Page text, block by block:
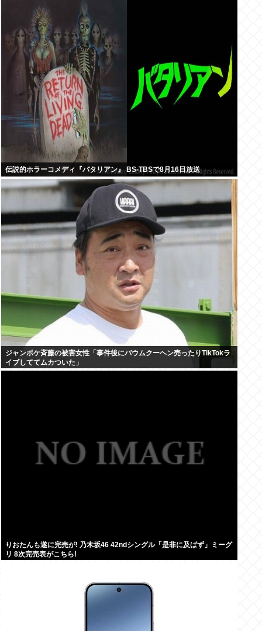
伝説的ホラーコメディ『バタリアン』 BS-TBSで8月16日放送
ジャンポケ斉藤の被害女性「事件後にバウムクーヘン売ったりTikTokラ
イブしててムカついた」
りおたんも遂に完売が! 乃木坂46 42ndシングル「是非に及ばず」ミーグ
リ 8次完売表がこちら!